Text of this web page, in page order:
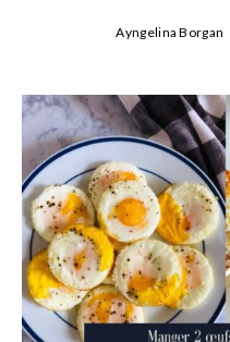
Ayngelina Borgan